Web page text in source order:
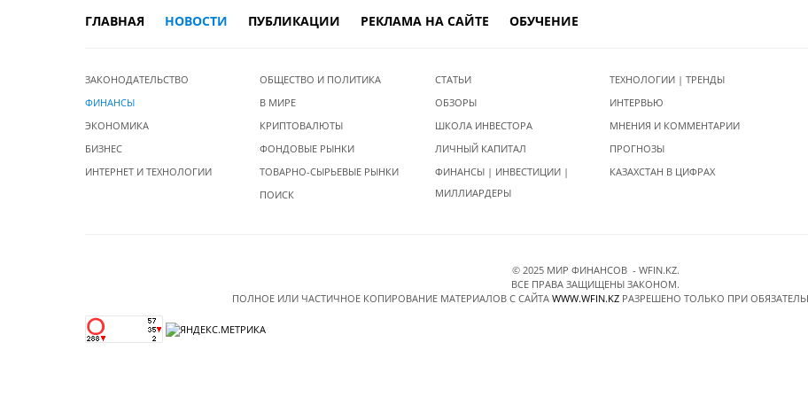
ГЛАВНАЯ НОВОСТИ ПУБЛИКАЦИИ РЕКЛАМА НА САЙТЕ ОБУЧЕНИЕ
ЗАКОНОДАТЕЛЬСТВО
ФИНАНСЫ
ЭКОНОМИКА
БИЗНЕС
ИНТЕРНЕТ И ТЕХНОЛОГИИ
ОБЩЕСТВО И ПОЛИТИКА
В МИРЕ
КРИПТОВАЛЮТЫ
ФОНДОВЫЕ РЫНКИ
ТОВАРНО-СЫРЬЕВЫЕ РЫНКИ
ПОИСК
СТАТЬИ
ОБЗОРЫ
ШКОЛА ИНВЕСТОРА
ЛИЧНЫЙ КАПИТАЛ
ФИНАНСЫ | ИНВЕСТИЦИИ |
МИЛЛИАРДЕРЫ
ТЕХНОЛОГИИ | ТРЕНДЫ
ИНТЕРВЬЮ
МНЕНИЯ И КОММЕНТАРИИ
ПРОГНОЗЫ
КАЗАХСТАН В ЦИФРАХ
© 2025 МИР ФИНАНСОВ - WFIN.KZ.
ВСЕ ПРАВА ЗАЩИЩЕНЫ ЗАКОНОМ.
ПОЛНОЕ ИЛИ ЧАСТИЧНОЕ КОПИРОВАНИЕ МАТЕРИАЛОВ C САЙТА WWW.WFIN.KZ РАЗРЕШЕНО ТОЛЬКО ПРИ